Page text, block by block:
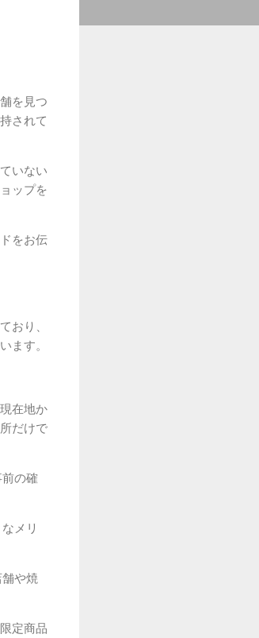
を見つ
されて
いない
ップを
をお伝
おり、
ます。
在地か
だけで
の確
メリ
や焼
定商品